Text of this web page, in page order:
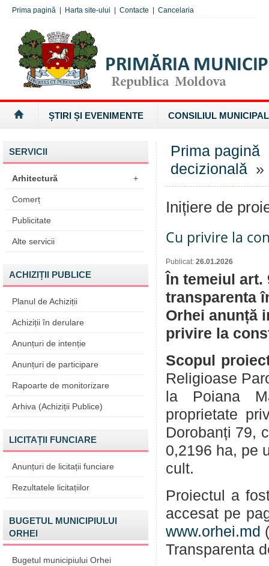
Prima pagină Harta site-ului Contacte Cancelaria
ȘTIRI ȘI EVENIMENTE CONSILIUL MUNICIPAL
SERVICII
Arhitectură +
Comerț
Publicitate
Alte servicii
ACHIZIȚII PUBLICE
Planul de Achiziții
Achiziții în derulare
Anunțuri de intenție
Anunțuri de participare
Rapoarte de monitorizare
Arhiva (Achiziții Publice)
LICITAȚII FUNCIARE
Anunțuri de licitații funciare
Rezultatele licitațiilor
BUGETUL MUNICIPIULUI
ORHEI
Bugetul municipiului Orhei
Prima pagină
decizională »
Inițiere de
Cu privire la
Publicat: 26.01.2026
În temeiul art.
transparenta
Orhei anunță
privire la
Scopul
Religioase
la Poiana
proprietate
Dorobanți 79,
0,2196 ha, pe
cult.
Proiectul a
accesat pe
www.orhei.md
Transparenta